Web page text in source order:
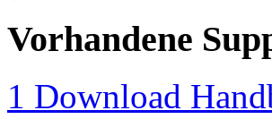
Vorhandene
1 Download